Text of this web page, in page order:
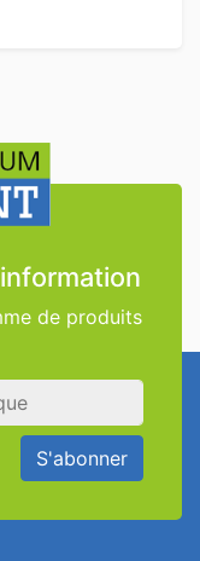
de produits
S'abonner